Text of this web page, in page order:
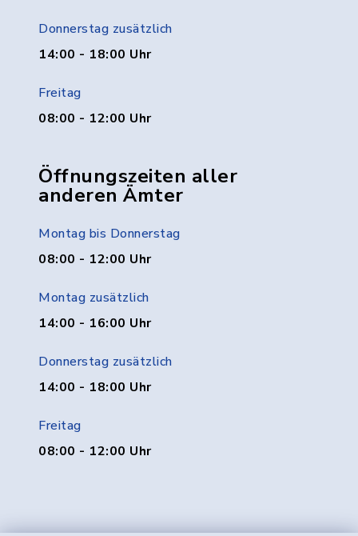
Donnerstag zusätzlich
14:00 - 18:00 Uhr
Freitag
08:00 - 12:00 Uhr
Öffnungszeiten aller
anderen Ämter
Montag bis Donnerstag
08:00 - 12:00 Uhr
Montag zusätzlich
14:00 - 16:00 Uhr
Donnerstag zusätzlich
14:00 - 18:00 Uhr
Freitag
08:00 - 12:00 Uhr